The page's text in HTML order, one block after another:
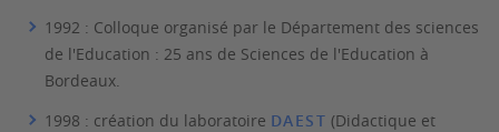
1992 : Colloque organisé par le Département des sciences
de l'Education : 25 ans de Sciences de l'Education à
Bordeaux.
1998 : création du laboratoire DAEST (Didactique et